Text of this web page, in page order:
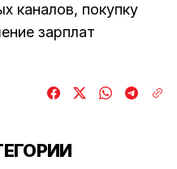
каналов, покупку
зарплат